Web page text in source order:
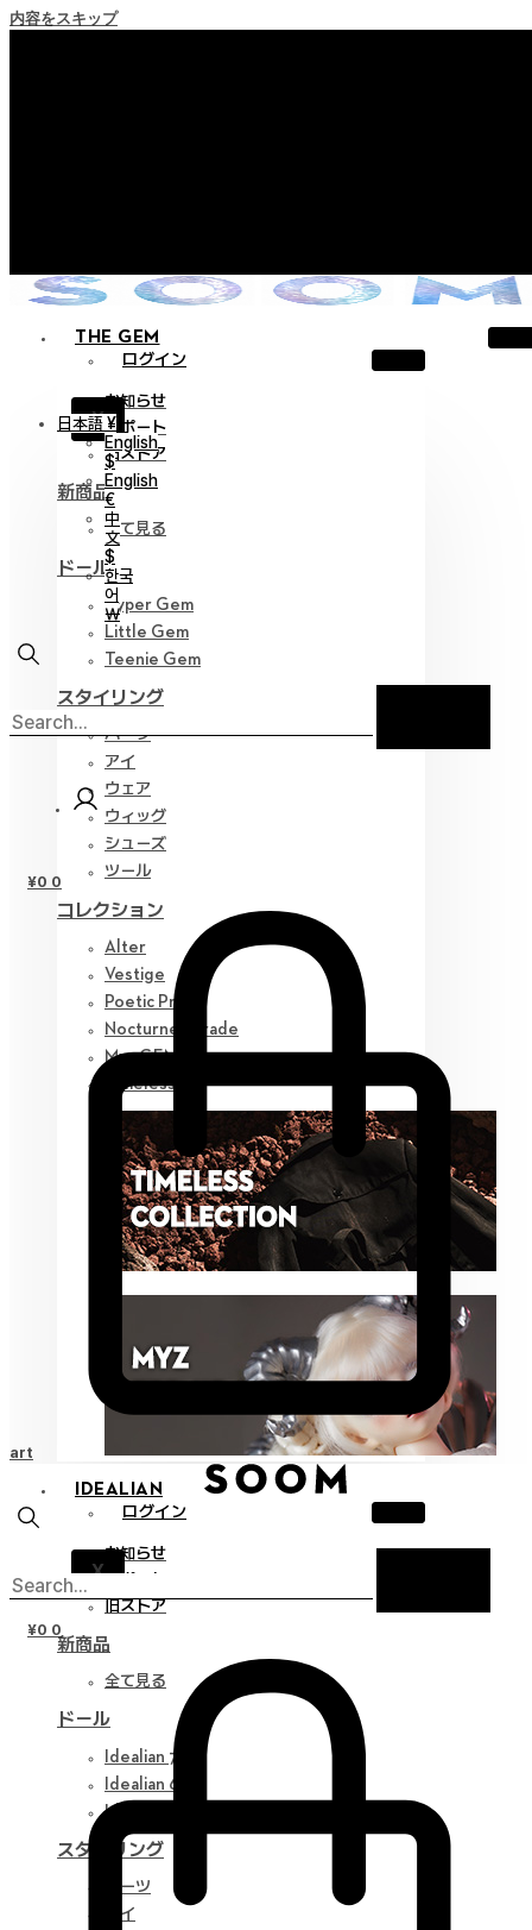
内容をスキップ
THE GEM
ログイン
X
お知らせ
サポート
旧ストア
新商品
全て見る
ドール
Hyper Gem
Little Gem
Teenie Gem
スタイリング
パーツ
アイ
ウェア
ウィッグ
シューズ
ツール
コレクション
Alter
Vestige
Poetic Prose
Nocturne Parade
Myz GEM
Timeless
IDEALIAN
ログイン
X
お知らせ
サポート
旧ストア
新商品
全て見る
ドール
Idealian 75 M
Idealian 68 F
Idealian 51 M
スタイリング
パーツ
アイ
日本語 ¥
English
$
English
€
中
文
$
한국
어
￦
¥0 0
¥0 0